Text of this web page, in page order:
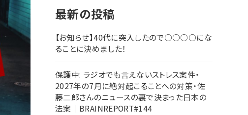
最新の投稿
【お知らせ】40代に突入したので○○○○にな
ることに決めました！
保護中: ラジオでも言えないストレス案件・
2027年の7月に絶対起こることへの対策・佐
藤二郎さんのニュースの裏で決まった日本の
法案｜BRAINREPORT#144